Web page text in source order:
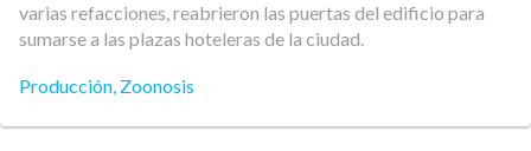
varias refacciones, reabrieron las puertas del edificio para
sumarse a las plazas hoteleras de la ciudad.
Producción, Zoonosis